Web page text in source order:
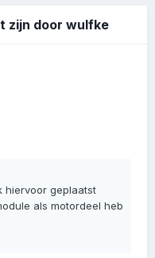
zijn door wulfke
hiervoor geplaatst
als motordeel heb